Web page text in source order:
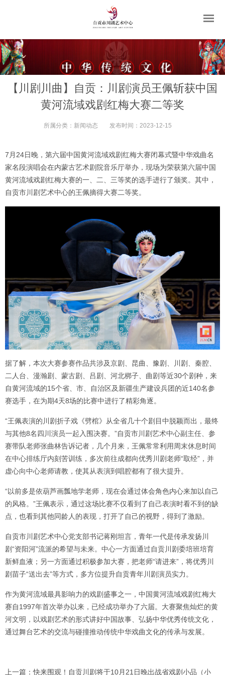
【川剧川曲】自贡：川剧演员王佩斩获中国
黄河流域戏剧红梅大赛二等奖
所属分类： 新闻动态 发布时间： 2023-12-15
7月24日晚，第六届中国黄河流域戏剧红梅大赛闭幕式暨中华戏曲名
家名段演唱会在内蒙古艺术剧院音乐厅举办，现场为荣获第六届中国
黄河流域戏剧红梅大赛的一、二、三等奖的选手进行了颁奖。其中，
自贡市川剧艺术中心的王佩摘得大赛二等奖。
据了解，本次大赛参赛作品共涉及京剧、昆曲、豫剧、川剧、秦腔、
二人台、漫瀚剧、蒙古剧、吕剧、河北梆子、曲剧等近30个剧种，来
自黄河流域的15个省、市、自治区及新疆生产建设兵团的近140名参
赛选手，在为期4天8场的比赛中进行了精彩角逐。
“王佩表演的川剧折子戏《劈棺》从全省几十个剧目中脱颖而出，最终
与其他8名四川演员一起入围决赛。”自贡市川剧艺术中心副主任、参
赛带队老师张曲林告诉记者，几个月来，王佩常常利用周末休息时间
在中心排练厅内刻苦训练，多次前往成都向优秀川剧老师“取经”，并
虚心向中心老师请教，使其从表演到唱腔都有了很大提升。
“以前多是依葫芦画瓢地学老师，现在会通过体会角色内心来加以自己
的风格。”王佩表示，通过这场比赛不仅看到了自己表演时看不到的缺
点，也看到其他同龄人的表现，打开了自己的视野，得到了激励。
自贡市川剧艺术中心党支部书记蒋刚坦言，青年一代是传承发扬川
剧“资阳河”流派的希望与未来。中心一方面通过自贡川剧委培班培育
新鲜血液；另一方面通过积极参加大赛，把老师“请进来”，将优秀川
剧苗子“送出去”等方式，多方位提升自贡青年川剧演员实力。
作为黄河流域最具影响力的戏剧盛事之一，中国黄河流域戏剧红梅大
赛自1997年首次举办以来，已经成功举办了六届。大赛聚焦灿烂的黄
河文明，以戏剧艺术的形式讲好中国故事、弘扬中华优秀传统文化，
通过舞台艺术的交流与碰撞推动传统中华戏曲文化的传承与发展。
上一篇：快来围观！自贡川剧将于10月21日晚出战省戏剧小品（小